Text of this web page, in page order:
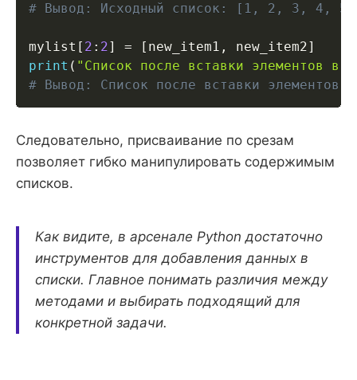
# Вывод: Исходный список: [1, 2, 3, 4, 5]
mylist [ 2 : 2] = [ new_item1 , new_item2]
print ( "Список после вставки элементов в
# Вывод: Список после вставки
Следовательно, присваивание по срезам
позволяет гибко манипулировать содержимым
списков.
Как видите, в арсенале Python достаточно
инструментов для добавления данных в
списки. Главное понимать различия между
методами и выбирать подходящий для
конкретной задачи.